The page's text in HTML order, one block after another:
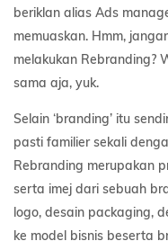
beriklan alias Ads
memuaskan. Hmm,
melakukan Rebranding?
sama aja, yuk.
Selain ‘branding’ itu
pasti familier sekali
Rebranding merupakan
serta imej dari sebuah
logo, desain packaging,
ke model bisnis beserta